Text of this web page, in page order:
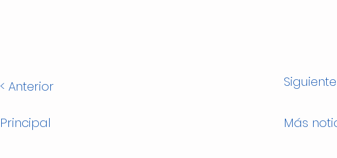
< Anterior
Principal
Siguiente
Más